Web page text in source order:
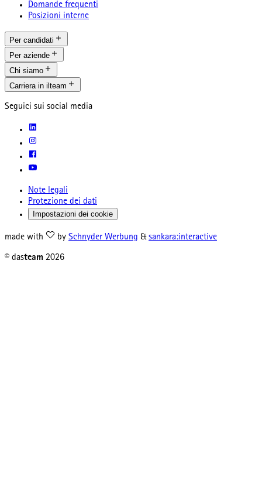
Domande frequenti
Posizioni interne
Per candidati
Per aziende
Chi siamo
Carriera in ilteam
Seguici sui social media
Note legali
Protezione dei dati
Impostazioni dei cookie
made with by Schnyder Werbung & sankara:interactive
© dasteam 2026